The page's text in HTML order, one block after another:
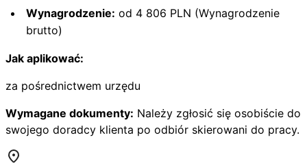
Wynagrodzenie: od 4 806 PLN (Wynagrodzenie
brutto)
Jak aplikować:
za pośrednictwem urzędu
Wymagane dokumenty: Należy zgłosić się osobiście do
swojego doradcy klienta po odbiór skierowani do pracy.